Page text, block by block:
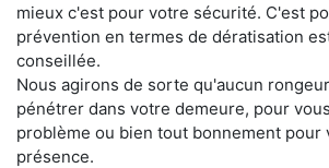
mieux c'est pour votre sécurité. C'est
prévention en termes de dératisation
conseillée.
Nous agirons de sorte qu'aucun
pénétrer dans votre demeure, pour
problème ou bien tout bonnement pour
présence.